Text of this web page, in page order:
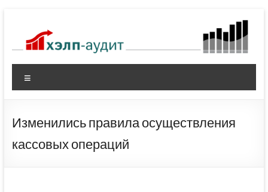
содержимому
Изменились правила осуществления
кассовых операций